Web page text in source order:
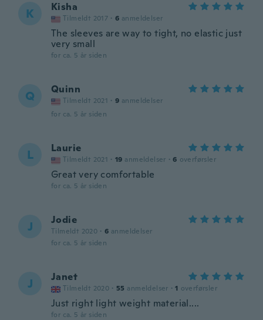
K Kisha
Tilmeldt 2017 · 6 anmeldelser
The sleeves are way to tight, no elastic just
very small
for ca. 5 år siden
Q Quinn
Tilmeldt 2021 · 9 anmeldelser
for ca. 5 år siden
L Laurie
Tilmeldt 2021 · 19 anmeldelser · 6 overførsler
Great very comfortable
for ca. 5 år siden
J Jodie
Tilmeldt 2020 · 6 anmeldelser
for ca. 5 år siden
J Janet
Tilmeldt 2020 · 55 anmeldelser · 1 overførsler
Just right light weight material....
for ca. 5 år siden